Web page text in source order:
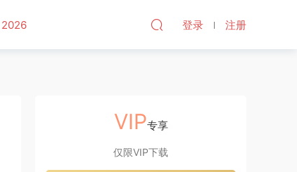
2026 登录 注册
VIP专享
仅限VIP下载